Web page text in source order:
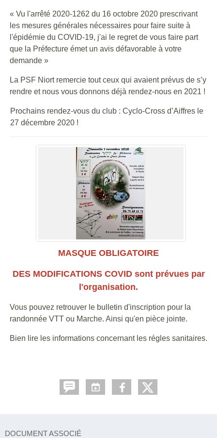
« Vu l'arrêté 2020-1262 du 16 octobre 2020 prescrivant
les mesures générales nécessaires pour faire suite à
l'épidémie du COVID-19, j'ai le regret de vous faire part
que la Préfecture émet un avis défavorable à votre
demande »
La PSF Niort remercie tout ceux qui avaient prévus de s’y
rendre et nous vous donnons déjà rendez-nous en 2021 !
Prochains rendez-vous du club : Cyclo-Cross d’Aiffres le
27 décembre 2020 !
MASQUE OBLIGATOIRE
DES MODIFICATIONS COVID sont prévues par
l'organisation.
Vous pouvez retrouver le bulletin d'inscription pour la
randonnée VTT ou Marche. Ainsi qu'en pièce jointe.
Bien lire les informations concernant les régles sanitaires.
DOCUMENT ASSOCIÉ